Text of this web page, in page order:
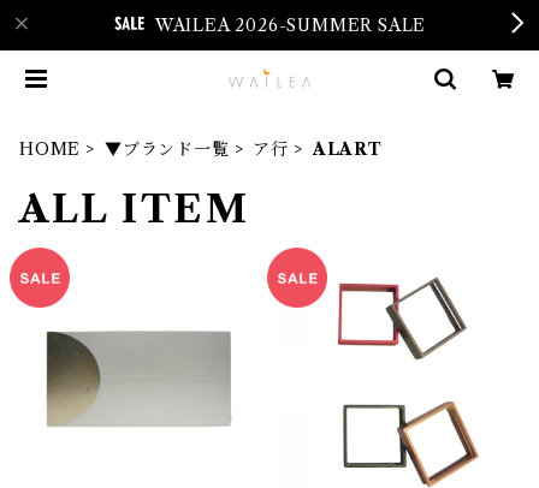
WAILEA 2026-SUMMER SALE
HOME ▼ブランド一覧 ア行 ALART
ALL ITEM